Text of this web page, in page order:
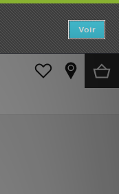
Voir
Leggings